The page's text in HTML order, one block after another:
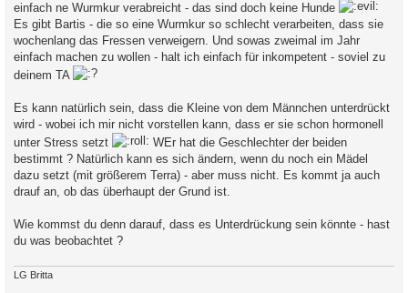
einfach ne Wurmkur verabreicht - das sind doch keine Hunde
Es gibt Bartis - die so eine Wurmkur so schlecht verarbeiten, dass sie
wochenlang das Fressen verweigern. Und sowas zweimal im Jahr
einfach machen zu wollen - halt ich einfach für inkompetent - soviel zu
deinem TA
Es kann natürlich sein, dass die Kleine von dem Männchen unterdrückt
wird - wobei ich mir nicht vorstellen kann, dass er sie schon hormonell
unter Stress setzt
WEr hat die Geschlechter der beiden
bestimmt ? Natürlich kann es sich ändern, wenn du noch ein Mädel
dazu setzt (mit größerem Terra) - aber muss nicht. Es kommt ja auch
drauf an, ob das überhaupt der Grund ist.
Wie kommst du denn darauf, dass es Unterdrückung sein könnte - hast
du was beobachtet ?
LG Britta